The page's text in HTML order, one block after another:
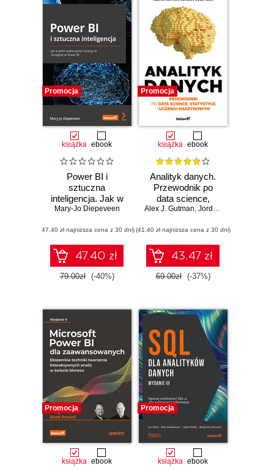
Promocja
książka ebook
Power BI i
sztuczna
inteligencja. Jak w
pełni wykorzystać
dostępne w Power
BI
Mary-Jo Diepeveen
(47,40 zł najniższa cena z 30 dni)
47.40 zł
79.00zł (-40%)
Promocja
książka ebook
Analityk danych.
Przewodnik po
data science,
statystyce i
maszynowym
Alex J. Gutman, Jordan Goldmeier
(41,40 zł najniższa cena z 30 dni)
43.47 zł
69.00zł (-37%)
Promocja
książka ebook
Promocja
książka ebook